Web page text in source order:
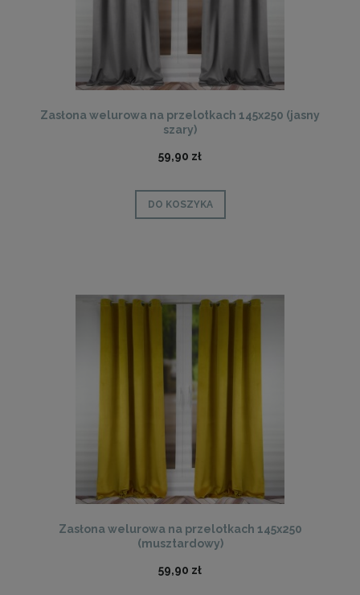
Zasłona welurowa na przelotkach 145x250 (jasny
szary)
59,90 zł
DO KOSZYKA
Zasłona welurowa na przelotkach 145x250
(musztardowy)
59,90 zł